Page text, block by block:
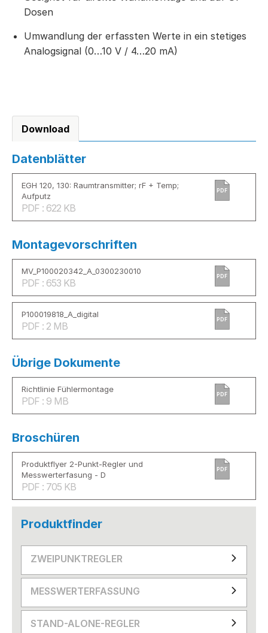
Dosen
Umwandlung der erfassten Werte in ein stetiges
Analogsignal (0…10 V / 4…20 mA)
Download
Datenblätter
EGH 120, 130: Raumtransmitter; rF + Temp;
Aufputz
PDF : 622 KB
PDF
Montagevorschriften
MV_P100020342_A_0300230010
PDF : 653 KB
PDF
P100019818_A_digital
PDF : 2 MB
PDF
Übrige Dokumente
Richtlinie Fühlermontage
PDF : 9 MB
PDF
Broschüren
Produktflyer 2-Punkt-Regler und
Messwerterfasung - D
PDF : 705 KB
PDF
Produktfinder
ZWEIPUNKTREGLER
MESSWERTERFASSUNG
STAND-ALONE-REGLER